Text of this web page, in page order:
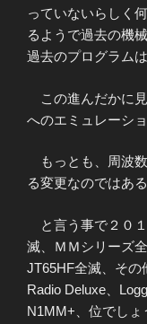
っていないらしく
るようで過去の機
過去のプログラム
この進んだかに
へのエミュレーシ
もっとも、周波
る変更なのではある
と言う事で２０
滅、ＭＭシリーズ
JT65HF全滅、その
Radio Deluxe、
N1MM+、位でしょ